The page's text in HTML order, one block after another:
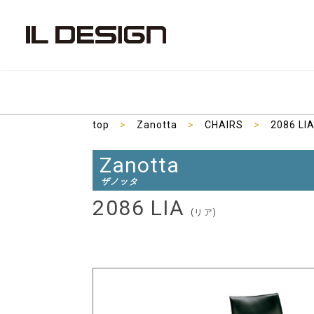
top > Zanotta > CHAIRS > 2086 LIA
Zanotta
ザノッタ
2086 LIA (リア)